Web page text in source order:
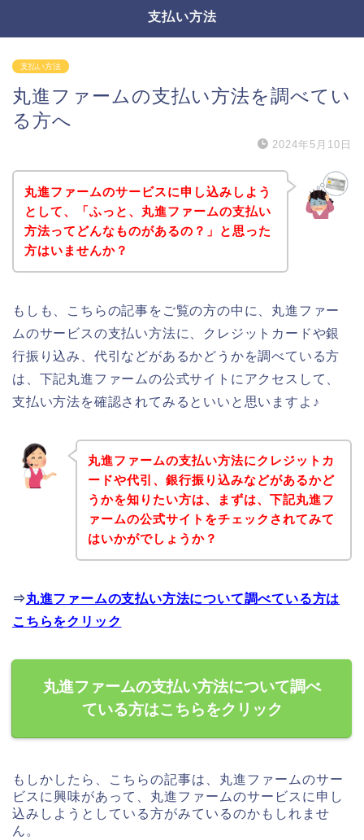
支払い方法
支払い方法
丸進ファームの支払い方法を調べてい
る方へ
2024年5月10日
丸進ファームのサービスに申し込みしよう
として、「ふっと、丸進ファームの支払い
方法ってどんなものがあるの？」と思った
方はいませんか？
もしも、こちらの記事をご覧の方の中に、丸進ファー
ムのサービスの支払い方法に、クレジットカードや銀
行振り込み、代引などがあるかどうかを調べている方
は、下記丸進ファームの公式サイトにアクセスして、
支払い方法を確認されてみるといいと思いますよ♪
丸進ファームの支払い方法にクレジットカ
ードや代引、銀行振り込みなどがあるかど
うかを知りたい方は、まずは、下記丸進フ
ァームの公式サイトをチェックされてみて
はいかがでしょうか？
⇒丸進ファームの支払い方法について調べている方は
こちらをクリック
丸進ファームの支払い方法について調べ
ている方はこちらをクリック
もしかしたら、こちらの記事は、丸進ファームのサー
ビスに興味があって、丸進ファームのサービスに申し
込みしようとしている方がみているのかもしれませ
ん。